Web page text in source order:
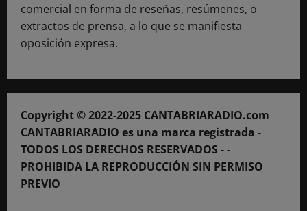
comercial en forma de reseñas, resúmenes, o
extractos de prensa, a lo que se manifiesta
oposición expresa.
Copyright © 2022-2025 CANTABRIARADIO.com
CANTABRIARADIO es una marca registrada -
TODOS LOS DERECHOS RESERVADOS - -
PROHIBIDA LA REPRODUCCIÓN SIN PERMISO
PREVIO